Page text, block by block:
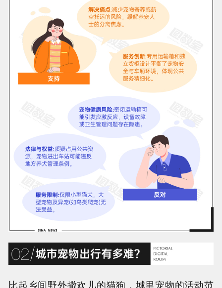
比起乡间野外撒欢儿的猫狗，城里宠物的活动范